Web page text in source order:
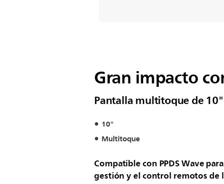
Gran impacto
Pantalla multitoque de 10"
10"
Multitoque
Compatible con PPDS Wave
gestión y el control remotos de